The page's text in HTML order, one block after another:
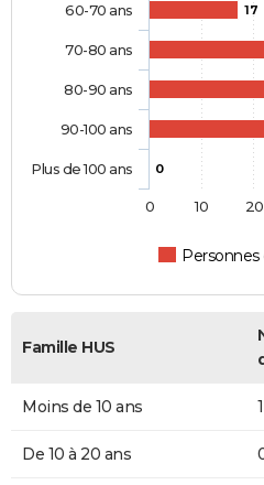
17
0
60-70 ans
70-80 ans
80-90 ans
90-100 ans
Plus de 100 ans
0 10 20
Famille HUS
Moins de 10 ans 1
De 10 à 20 ans